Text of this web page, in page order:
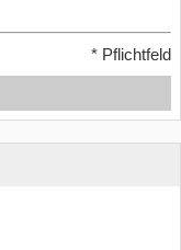
* Pflichtfeld